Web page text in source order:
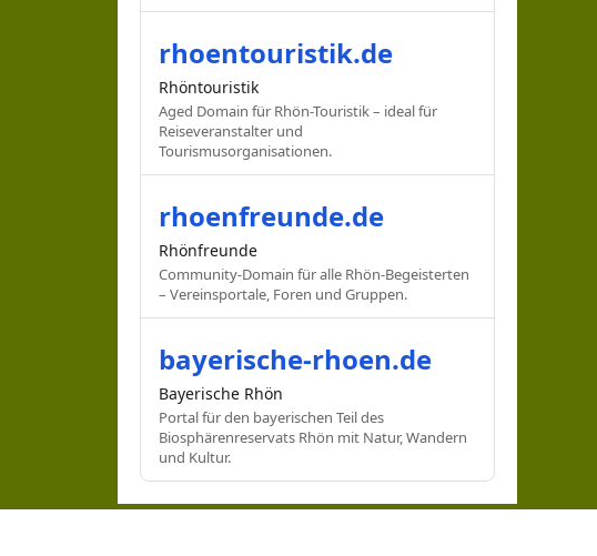
rhoentouristik.de
Rhöntouristik
Aged Domain für Rhön-Touristik – ideal für
Reiseveranstalter und
Tourismusorganisationen.
rhoenfreunde.de
Rhönfreunde
Community-Domain für alle Rhön-Begeisterten
– Vereinsportale, Foren und Gruppen.
bayerische-rhoen.de
Bayerische Rhön
Portal für den bayerischen Teil des
Biosphärenreservats Rhön mit Natur, Wandern
und Kultur.